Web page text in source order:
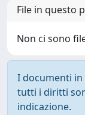
File in questo
Non ci sono
I documenti
tutti i diritti
indicazione.